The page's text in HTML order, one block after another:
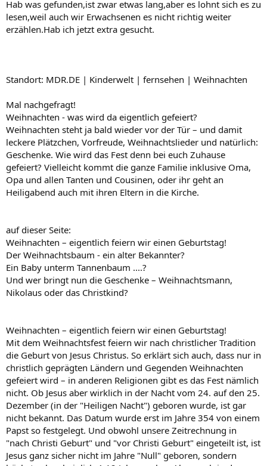
Hab was gefunden,ist zwar etwas lang,aber es lohnt sich es zu
lesen,weil auch wir Erwachsenen es nicht richtig weiter
erzählen.Hab ich jetzt extra gesucht.
Standort: MDR.DE | Kinderwelt | fernsehen | Weihnachten
Mal nachgefragt!
Weihnachten - was wird da eigentlich gefeiert?
Weihnachten steht ja bald wieder vor der Tür – und damit
leckere Plätzchen, Vorfreude, Weihnachtslieder und natürlich:
Geschenke. Wie wird das Fest denn bei euch Zuhause
gefeiert? Vielleicht kommt die ganze Familie inklusive Oma,
Opa und allen Tanten und Cousinen, oder ihr geht an
Heiligabend auch mit ihren Eltern in die Kirche.
auf dieser Seite:
Weihnachten – eigentlich feiern wir einen Geburtstag!
Der Weihnachtsbaum - ein alter Bekannter?
Ein Baby unterm Tannenbaum ....?
Und wer bringt nun die Geschenke – Weihnachtsmann,
Nikolaus oder das Christkind?
Weihnachten – eigentlich feiern wir einen Geburtstag!
Mit dem Weihnachtsfest feiern wir nach christlicher Tradition
die Geburt von Jesus Christus. So erklärt sich auch, dass nur in
christlich geprägten Ländern und Gegenden Weihnachten
gefeiert wird – in anderen Religionen gibt es das Fest nämlich
nicht. Ob Jesus aber wirklich in der Nacht vom 24. auf den 25.
Dezember (in der "Heiligen Nacht") geboren wurde, ist gar
nicht bekannt. Das Datum wurde erst im Jahre 354 von einem
Papst so festgelegt. Und obwohl unsere Zeitrechnung in
"nach Christi Geburt" und "vor Christi Geburt" eingeteilt ist, ist
Jesus ganz sicher nicht im Jahre "Null" geboren, sondern